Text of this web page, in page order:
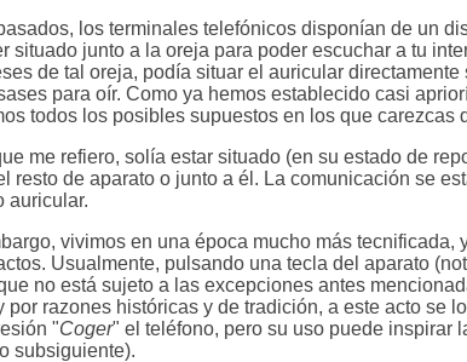
los terminales telefónicos disponían de un
situado junto a la oreja para poder escuchar a tu
de tal oreja, podía situar el auricular
para oír. Como ya hemos establecido casi
todos los posibles supuestos en los que carezcas
me refiero, solía estar situado (en su estado de
resto de aparato o junto a él. La comunicación se
auricular.
vivimos en una época mucho más
Usualmente, pulsando una tecla del aparato
no está sujeto a las excepciones antes
por razones históricas y de tradición, a este acto se
"Coger" el teléfono, pero su uso puede inspirar
subsiguiente).